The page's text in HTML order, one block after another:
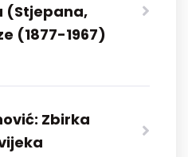
(Stjepana,
(1877-1967)
Zbirka